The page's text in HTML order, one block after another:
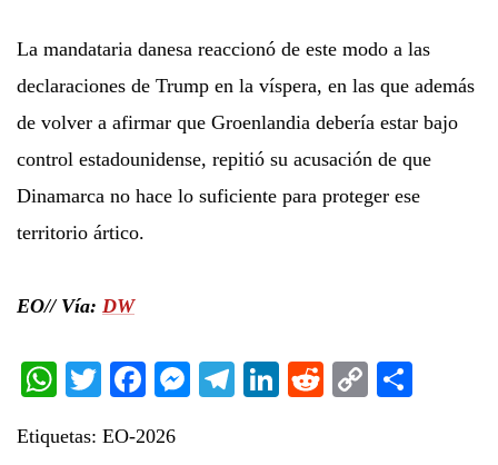
La mandataria danesa reaccionó de este modo a las
declaraciones de Trump en la víspera, en las que además
de volver a afirmar que Groenlandia debería estar bajo
control estadounidense, repitió su acusación de que
Dinamarca no hace lo suficiente para proteger ese
territorio ártico.
EO// Vía: DW
WhatsApp
TwitterFacebook
Messenger
Telegram
LinkedIn
RedditCopy
Etiquetas: EO-2026